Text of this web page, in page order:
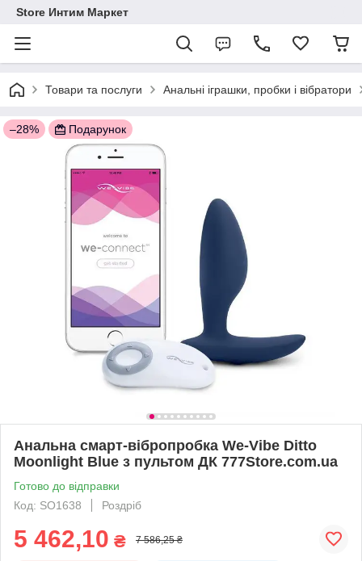
Store Интим Маркет
Товари та послуги Анальні іграшки, пробки і вібратори
–28% Подарунок
Анальна смарт-вібропробка We-Vibe Ditto
Moonlight Blue з пультом ДК 777Store.com.ua
Готово до відправки
Код: SO1638
Роздріб
5 462,10 ₴ 7 586,25 ₴